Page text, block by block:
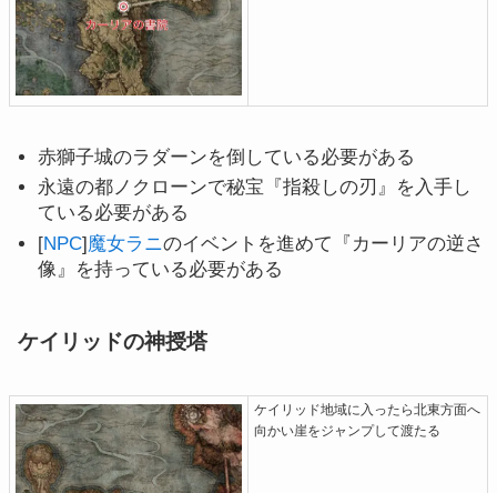
赤獅子城のラダーンを倒している必要がある
永遠の都ノクローンで秘宝『指殺しの刃』を入手し
ている必要がある
[NPC]魔女ラニのイベントを進めて『カーリアの逆さ
像』を持っている必要がある
ケイリッドの神授塔
ケイリッド地域に入ったら北東方面へ
向かい崖をジャンプして渡たる